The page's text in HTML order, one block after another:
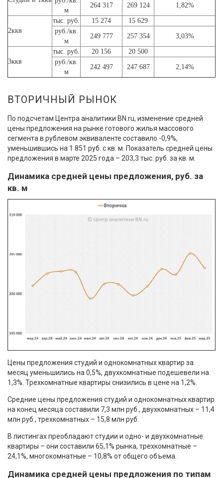
м
264 317 269 124 1,82%
2ккв
тыс. руб. 15 274
15 629
руб./кв.
м
249 777 257 354 3,03%
3ккв
тыс. руб. 20 156
20 500
руб./кв.
м
242 497 247 687 2,14%
ВТОРИЧНЫЙ РЫНОК
По подсчетам Центра аналитики BN.ru, изменение средней
цены предложения на рынке готового жилья массового
сегмента в рублевом эквиваленте составило -0,9%,
уменьшившись на 1 851 руб. с кв. м. Показатель средней цены
предложения в марте 2025 года – 203,3 тыс. руб. за кв. м.
Динамика средней цены предложения, руб. за
кв. м
Цены предложения студий и однокомнатных квартир за
месяц уменьшились на 0,5%, двухкомнатные подешевели на
1,3%. Трехкомнатные квартиры снизились в цене на 1,2%.
Средние цены предложения студий и однокомнатных квартир
на конец месяца составили 7,3 млн руб., двухкомнатных – 11,4
млн руб., трехкомнатных – 15,8 млн руб.
В листингах преобладают студии и одно- и двухкомнатные
квартиры – они составили 65,1% рынка, трехкомнатные –
24,1%, многокомнатные – 10,8% от общего объема.
Динамика средней цены предложения по типам